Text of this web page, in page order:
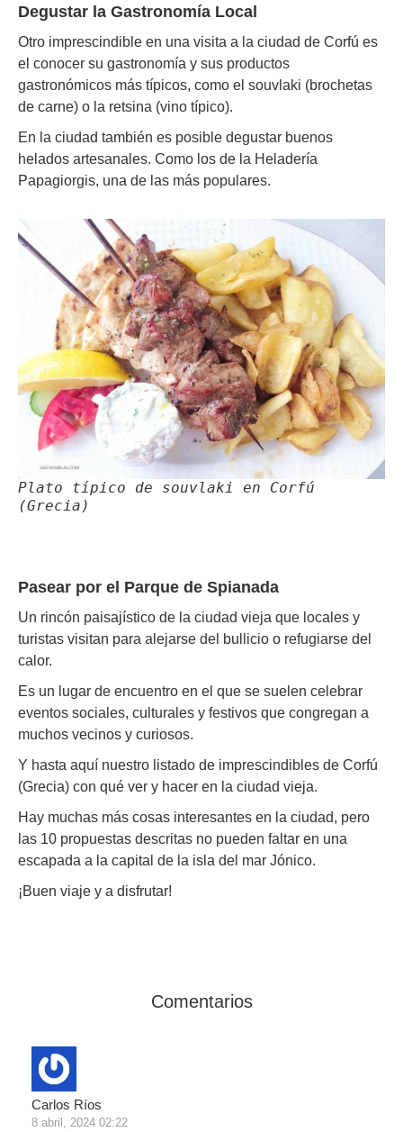
Degustar la Gastronomía Local
Otro imprescindible en una visita a la ciudad de Corfú es
el conocer su gastronomía y sus productos
gastronómicos más típicos, como el souvlaki (brochetas
de carne) o la retsina (vino típico).
En la ciudad también es posible degustar buenos
helados artesanales. Como los de la Heladería
Papagiorgis, una de las más populares.
Plato típico de souvlaki en Corfú
(Grecia)
Pasear por el Parque de Spianada
Un rincón paisajístico de la ciudad vieja que locales y
turistas visitan para alejarse del bullicio o refugiarse del
calor.
Es un lugar de encuentro en el que se suelen celebrar
eventos sociales, culturales y festivos que congregan a
muchos vecinos y curiosos.
Y hasta aquí nuestro listado de imprescindibles de Corfú
(Grecia) con qué ver y hacer en la ciudad vieja.
Hay muchas más cosas interesantes en la ciudad, pero
las 10 propuestas descritas no pueden faltar en una
escapada a la capital de la isla del mar Jónico.
¡Buen viaje y a disfrutar!
Comentarios
Carlos Ríos
8 abril, 2024 02:22